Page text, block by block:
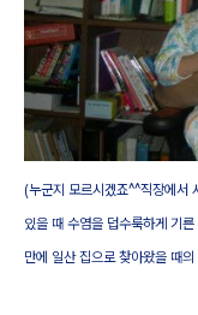
(누군지 모르시겠죠^^직장에서
있을 때 수염을 덥수룩하게 기
만에 일산 집으로 찾아왔을 때